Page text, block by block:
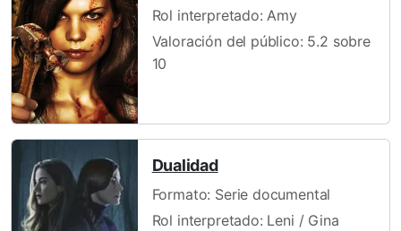
Rol interpretado: Amy
Valoración del público: 5.2 sobre
10
Dualidad
Formato: Serie documental
Rol interpretado: Leni / Gina